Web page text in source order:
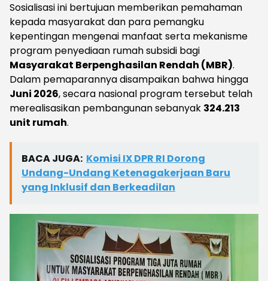
Sosialisasi ini bertujuan memberikan pemahaman
kepada masyarakat dan para pemangku
kepentingan mengenai manfaat serta mekanisme
program penyediaan rumah subsidi bagi
Masyarakat Berpenghasilan Rendah (MBR).
Dalam pemaparannya disampaikan bahwa hingga
Juni 2026, secara nasional program tersebut telah
merealisasikan pembangunan sebanyak 324.213
unit rumah.
BACA JUGA: Komisi IX DPR RI Dorong
Undang-Undang Ketenagakerjaan Baru
yang Inklusif dan Berkeadilan